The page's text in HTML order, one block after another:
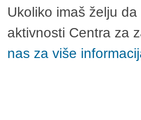
Ukoliko imaš želju
aktivnosti Centra za
nas za više